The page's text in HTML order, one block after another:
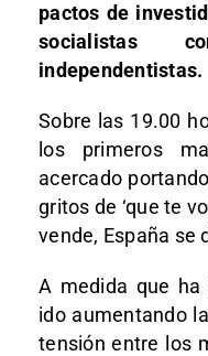
pactos de
socialistas
independentistas.
Sobre las 19.00
los primeros
acercado
gritos de ‘que te
vende, España se
A medida que
ido aumentando
tensión entre los